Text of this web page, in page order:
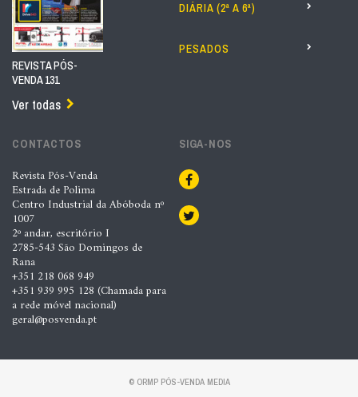
REVISTA PÓS-
VENDA 131
Ver todas
DIÁRIA (2ª A 6ª)
PESADOS
CONTACTOS
Revista Pós-Venda
Estrada de Polima
Centro Industrial da Abóboda nº
1007
2º andar, escritório I
2785-543 São Domingos de
Rana
+351 218 068 949
+351 939 995 128 (Chamada para
a rede móvel nacional)
geral@posvenda.pt
SIGA-NOS
© ORMP PÓS-VENDA MEDIA